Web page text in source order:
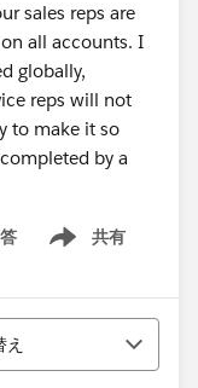
sales reps are
all accounts. I
globally,
reps will not
to make it so
by a
共有
Show menu